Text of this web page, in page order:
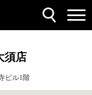
須店
ビル1階